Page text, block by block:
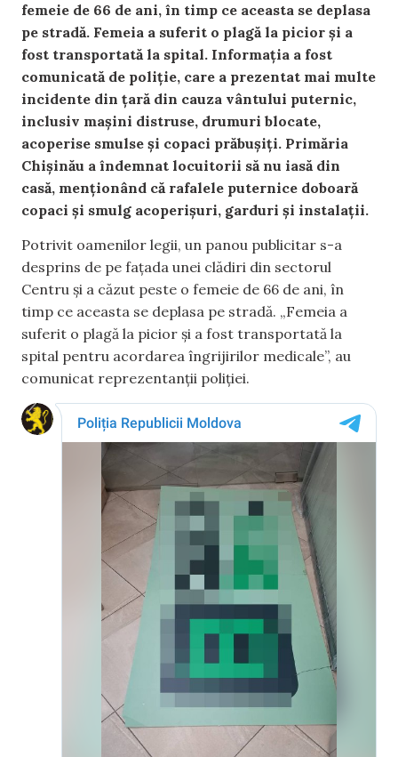
femeie de 66 de ani, în timp ce aceasta se deplasa
pe stradă. Femeia a suferit o plagă la picior și a
fost transportată la spital. Informația a fost
comunicată de poliție, care a prezentat mai multe
incidente din țară din cauza vântului puternic,
inclusiv mașini distruse, drumuri blocate,
acoperise smulse și copaci prăbușiți. Primăria
Chișinău a îndemnat locuitorii să nu iasă din
casă, menționând că rafalele puternice doboară
copaci și smulg acoperișuri, garduri și instalații.
Potrivit oamenilor legii, un panou publicitar s-a
desprins de pe fațada unei clădiri din sectorul
Centru și a căzut peste o femeie de 66 de ani, în
timp ce aceasta se deplasa pe stradă. „Femeia a
suferit o plagă la picior și a fost transportată la
spital pentru acordarea îngrijirilor medicale”, au
comunicat reprezentanții poliției.